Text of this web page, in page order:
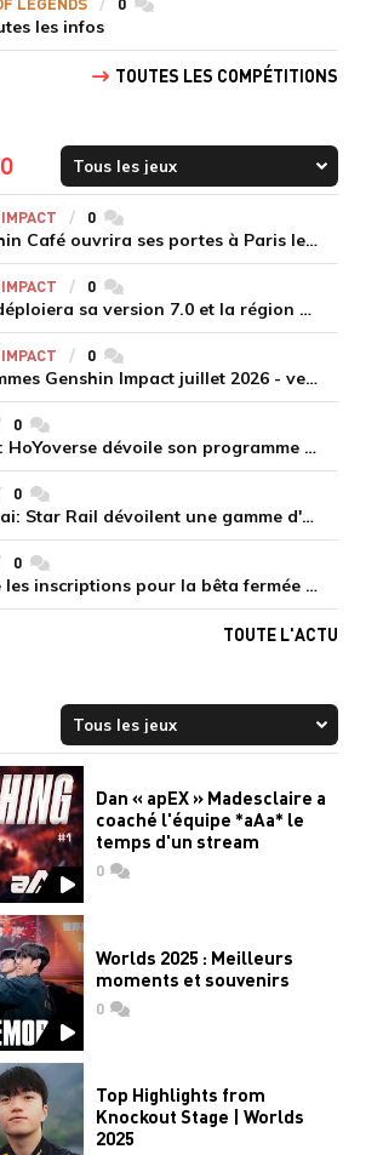
les infos
TOUTES LES COMPÉTITIONS
0commentaires
Le premier Genshin Café ouvrira ses portes à Paris le 14 août
0commentaires
Genshin Impact déploiera sa version 7.0 et la région de Snezhnaya le 12 août
0commentaires
Codes primo-gemmes Genshin Impact juillet 2026 - version 7.0
0commentaires
Gamescom 2026 : HoYoverse dévoile son programme et présente deux nouveaux jeux inédits
0commentaires
UGREEN et Honkai: Star Rail dévoilent une gamme d'accessoires de recharge en édition limitée
0commentaires
HoYoverse ouvre les inscriptions pour la bêta fermée de Honkai : Nexus Anima
TOUTE L'ACTU
Dan « apEX » Madesclaire a
coaché l'équipe *aAa* le
temps d'un stream
0commentaires
Worlds 2025 : Meilleurs
moments et souvenirs
0commentaires
Top Highlights from
Knockout Stage | Worlds
2025